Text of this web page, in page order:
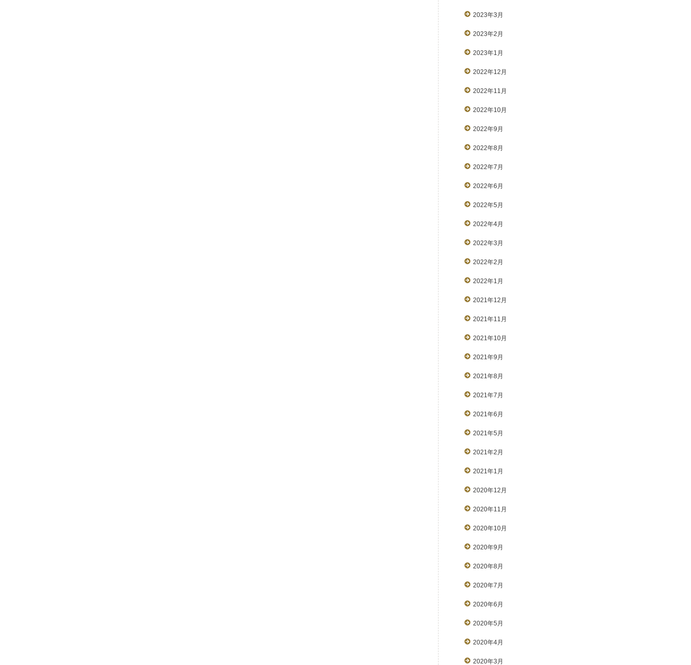
2023年3月
2023年2月
2023年1月
2022年12月
2022年11月
2022年10月
2022年9月
2022年8月
2022年7月
2022年6月
2022年5月
2022年4月
2022年3月
2022年2月
2022年1月
2021年12月
2021年11月
2021年10月
2021年9月
2021年8月
2021年7月
2021年6月
2021年5月
2021年2月
2021年1月
2020年12月
2020年11月
2020年10月
2020年9月
2020年8月
2020年7月
2020年6月
2020年5月
2020年4月
2020年3月